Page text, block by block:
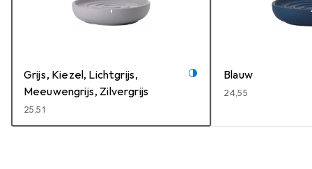
Grijs, Kiezel, Lichtgrijs,
Meeuwengrijs, Zilvergrijs
EUR
25,51
Blauw
EUR
24,55